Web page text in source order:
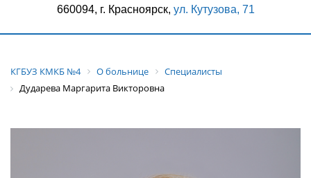
660094, г. Красноярск, ул. Кутузова, 71
КГБУЗ КМКБ №4 О больнице
Специалисты
Дударева Маргарита Викторовна